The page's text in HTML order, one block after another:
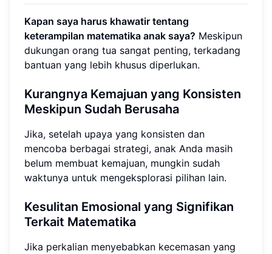
Kapan saya harus khawatir tentang
keterampilan matematika anak saya? Meskipun
dukungan orang tua sangat penting, terkadang
bantuan yang lebih khusus diperlukan.
Kurangnya Kemajuan yang Konsisten
Meskipun Sudah Berusaha
Jika, setelah upaya yang konsisten dan
mencoba berbagai strategi, anak Anda masih
belum membuat kemajuan, mungkin sudah
waktunya untuk mengeksplorasi pilihan lain.
Kesulitan Emosional yang Signifikan
Terkait Matematika
Jika perkalian menyebabkan kecemasan yang